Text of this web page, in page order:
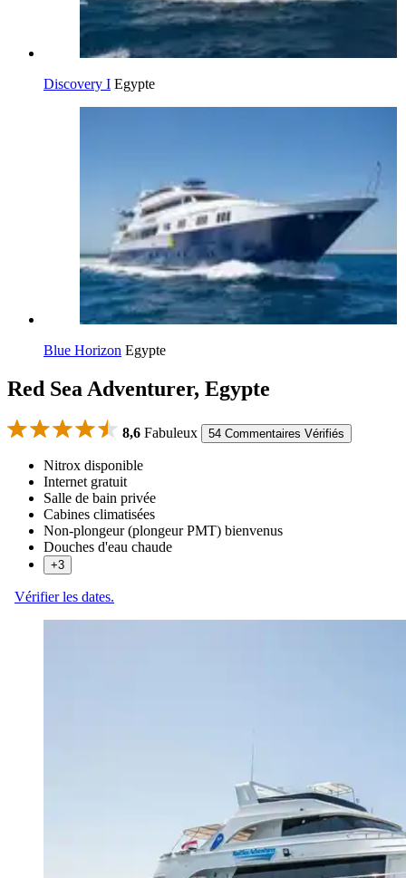
Discovery I Egypte
Blue Horizon Egypte
Red Sea Adventurer, Egypte
8,6 Fabuleux 54 Commentaires Vérifiés
Nitrox disponible
Internet gratuit
Salle de bain privée
Cabines climatisées
Non-plongeur (plongeur PMT) bienvenus
Douches d'eau chaude
+3
Vérifier les dates.